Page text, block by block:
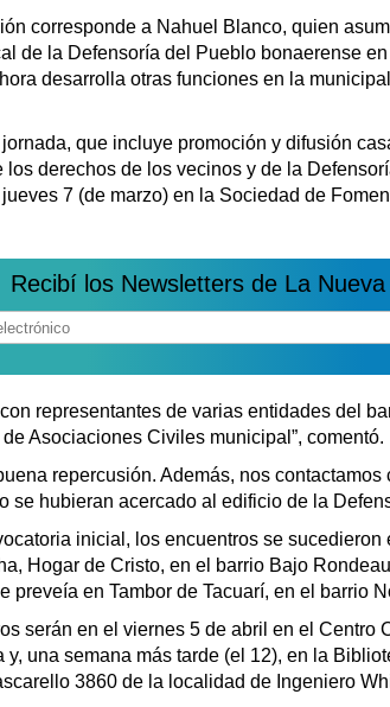
Teléfonos de urgencia
corresponde a Nahuel Blanco, quien
de la Defensoría del Pueblo bonaerense
desarrolla otras funciones en la
jornada, que incluye promoción y difusión
los derechos de los vecinos y de la
7 (de marzo) en la Sociedad de
Recibí los Newsletters de La Nueva
representantes de varias entidades del
Asociaciones Civiles municipal”, comentó.
repercusión. Además, nos
se hubieran acercado al edificio de la
inicial, los encuentros se sucedieron
Hogar de Cristo, en el barrio Bajo
preveía en Tambor de Tacuarí, en el barrio
serán en el viernes 5 de abril en el Centro
y, una semana más tarde (el 12), en la
3860 de la localidad de Ingeniero